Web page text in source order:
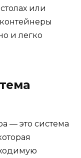
или
и легко
— это система